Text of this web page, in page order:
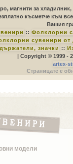
магнити за
късметче към
Вашия
:: Фолклорни
сувенири
значки ::
| Copyright © 1999 -
artex-
Страницате е
модели